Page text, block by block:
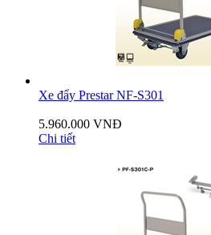
Xe đẩy Prestar NF-S301
5.960.000 VNĐ
Chi tiết